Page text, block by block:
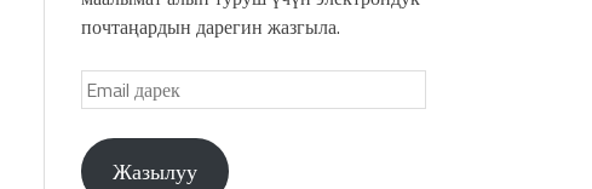
почтаңардын дарегин жазгыла.
Жазылуу